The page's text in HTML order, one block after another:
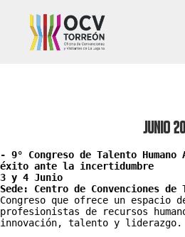
Junio
- 9° Congreso de Talento
éxito ante la incertidumbre
3 y 4 Junio
Sede: Centro de Convenciones de
Congreso que ofrece un espacio
profesionistas de recursos
innovación, talento y liderazgo.